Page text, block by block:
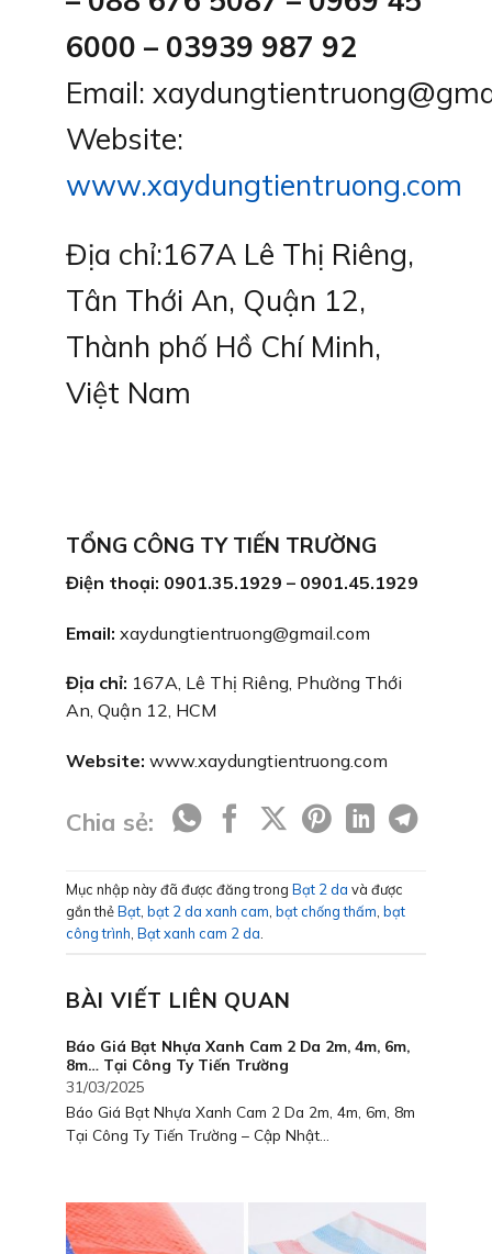
6000 – 03939 987 92
Email:
Website:
www.xaydungtientruong.com
Địa chỉ:167A Lê Thị Riêng,
Tân Thới An, Quận 12,
Thành phố Hồ Chí Minh,
Việt Nam
TỔNG CÔNG TY TIẾN TRƯỜNG
Điện thoại: 0901.35.1929 – 0901.45.1929
Email: xaydungtientruong@gmail.com
Địa chỉ: 167A, Lê Thị Riêng, Phường Thới
An, Quận 12, HCM
Website: www.xaydungtientruong.com
Chia sẻ:
Mục nhập này đã được đăng trong Bạt 2 da và được
gắn thẻBạt, bạt 2 da xanh cam, bạt chống thấm, bạt
công trình, Bạt xanh cam 2 da.
BÀI VIẾT LIÊN QUAN
Báo Giá Bạt Nhựa Xanh Cam 2 Da 2m, 4m, 6m,
8m… Tại Công Ty Tiến Trường
31/03/2025
Báo Giá Bạt Nhựa Xanh Cam 2 Da 2m, 4m, 6m, 8m
Tại Công Ty Tiến Trường – Cập Nhật...